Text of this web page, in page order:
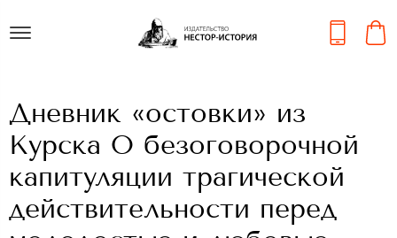
Дневник «остовки» из
Курска О безоговорочной
капитуляции трагической
действительности перед